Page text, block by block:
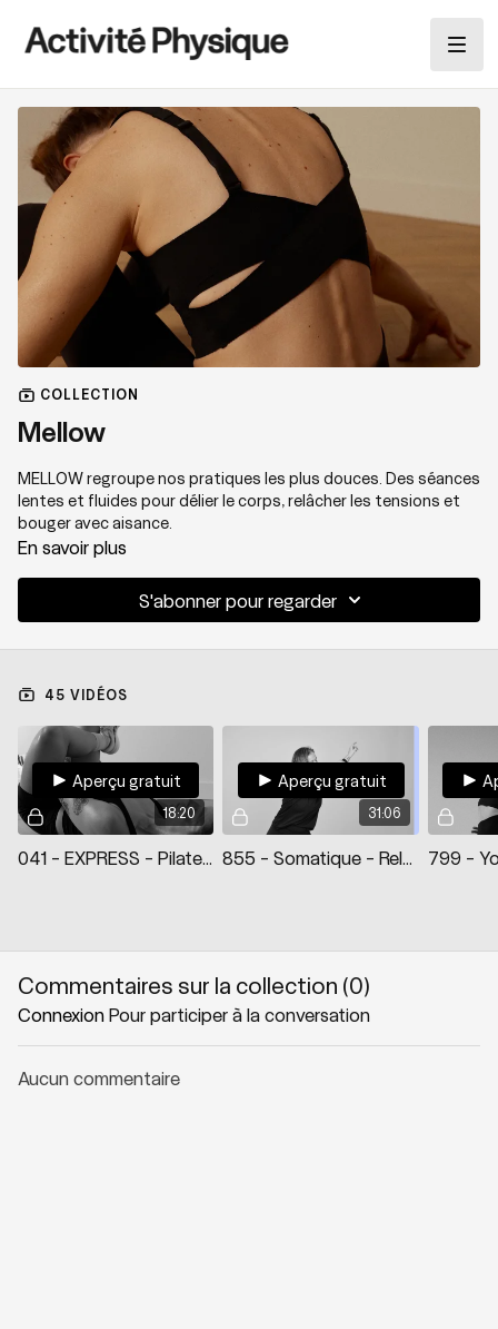
COLLECTION
Mellow
MELLOW regroupe nos pratiques les plus douces. Des séances
lentes et fluides pour délier le corps, relâcher les tensions et
bouger avec aisance.
En savoir plus
S'abonner pour regarder
45 VIDÉOS
18:20
Aperçu gratuit
041 - EXPRESS - Pilates - Récupération active
31:06
Aperçu gratuit
855 - Somatique - Release 01
Commentaires sur la collection (0)
Connexion Pour participer à la conversation
Aucun commentaire